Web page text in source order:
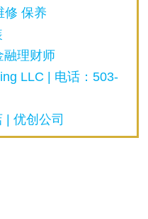
修 保养
融理财师
LLC | 电话：503-
| 优创公司